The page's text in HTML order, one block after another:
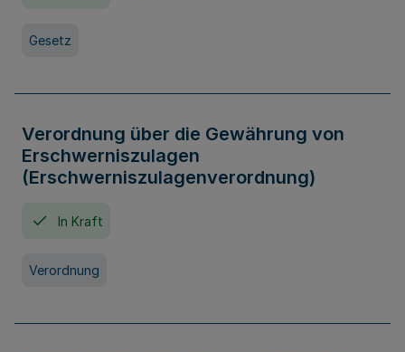
Gesetz
Verordnung über die Gewährung von
Erschwerniszulagen
(Erschwerniszulagenverordnung)
In Kraft
Verordnung